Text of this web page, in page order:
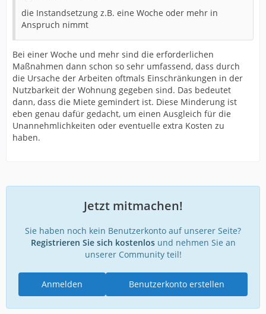
die Instandsetzung z.B. eine Woche oder mehr in
Anspruch nimmt
Bei einer Woche und mehr sind die erforderlichen
Maßnahmen dann schon so sehr umfassend, dass durch
die Ursache der Arbeiten oftmals Einschränkungen in der
Nutzbarkeit der Wohnung gegeben sind. Das bedeutet
dann, dass die Miete gemindert ist. Diese Minderung ist
eben genau dafür gedacht, um einen Ausgleich für die
Unannehmlichkeiten oder eventuelle extra Kosten zu
haben.
Jetzt mitmachen!
Sie haben noch kein Benutzerkonto auf unserer Seite?
Registrieren Sie sich kostenlosund nehmen Sie an
unserer Community teil!
Benutzerkonto erstellen
Anmelden